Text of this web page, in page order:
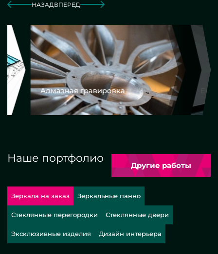
НАЗАД ВПЕРЕД
Алмазная гравировка
Наше портфолио
Другие работы
Зеркала на заказ Зеркальные панно
Стеклянные перегородки Стеклянные двери
Эксклюзивные изделия Дизайн интерьера